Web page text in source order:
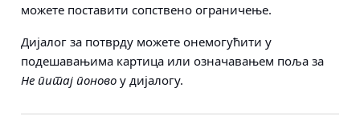
можете поставити сопствено ограничење.
Дијалог за потврду можете онемогућити у
подешавањима картица или означавањем поља за
Не питај поново у дијалогу.